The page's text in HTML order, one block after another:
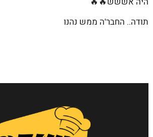
תודה.. החבר'ה ממש נהנו